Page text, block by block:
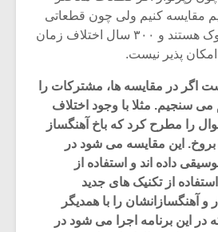
مقایسه کنیم ولی چون قطعاتی
که اجرا می شود، باروک هستند و ۳۰۰ سال اختلاف زمان
پذیر نیست.
اگر در مقایسه ها، مشترکات را
می سنجیم. مثلا با وجود اختلاف
را مطرح کرد که باخ آهنگساز
بروخ. این مقایسه می شود در
داده اند و استفاده از
از تکنیک های جدید
و آهنگسازانشان را با همدیگر
در این برنامه اجرا می شود در